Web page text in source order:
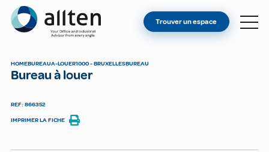
Allten
TROUVER UN ESPACE
Trouver un espace
HOMEBUREAUA-LOUER1000 - BRUXELLESBUREAU
Bureau à louer
REF: 866352
IMPRIMER LA FICHE